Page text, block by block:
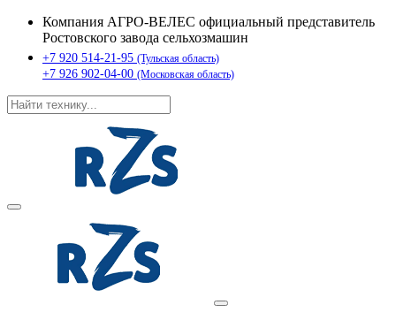
Компания АГРО-ВЕЛЕС официальный представитель
Ростовского завода сельхозмашин
+7 920 514-21-95 (Тульская область)
+7 926 902-04-00 (Московская область)